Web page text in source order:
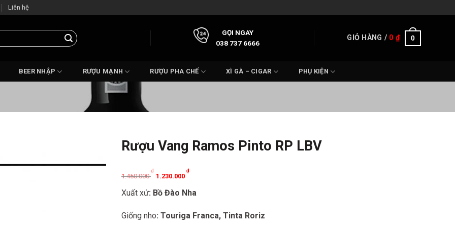
Liên hệ
GỌI NGAY
038 737 6666
GIỎ HÀNG / 0₫ 0
BEER NHẬP RƯỢU MẠNH RƯỢU PHA CHẾ XÌ GÀ – CIGAR PHỤ KIỆN
Rượu Vang Ramos Pinto RP LBV
1.450.000
₫
Original
price
was:
1.450.000 ₫.
1.230.000
₫
Current
price
is:
1.230.000 ₫.
Xuất xứ: Bồ Đào Nha
Giống nho: Touriga Franca, Tinta Roriz